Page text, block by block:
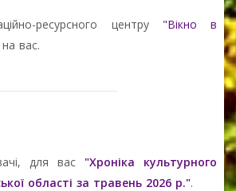
ресурсного центру "Вікно в
вас.
для вас "Хроніка культурного
області за травень 2026 р.".